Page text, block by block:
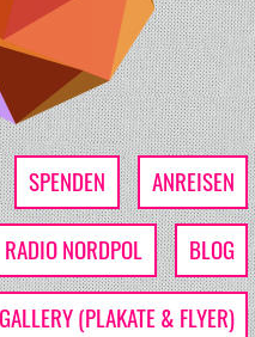
SPENDEN
ANREISEN
RADIO NORDPOL
BLOG
GALLERY (PLAKATE & FLYER)